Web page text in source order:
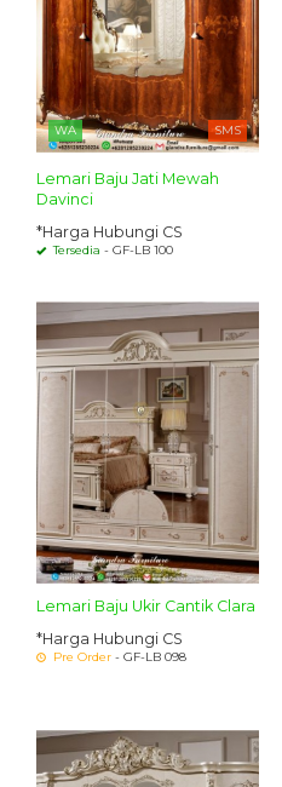
WA SMS
Lemari Baju Jati Mewah
Davinci
*Harga Hubungi CS
Tersedia - GF-LB 100
Lemari Baju Ukir Cantik Clara
*Harga Hubungi CS
Pre Order - GF-LB 098